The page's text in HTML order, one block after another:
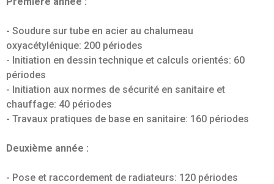
- Soudure sur tube en acier au chalumeau
oxyacétylénique: 200 périodes
- Initiation en dessin technique et calculs orientés: 60
périodes
- Initiation aux normes de sécurité en sanitaire et
chauffage: 40 périodes
- Travaux pratiques de base en sanitaire: 160 périodes
Deuxième année :
- Pose et raccordement de radiateurs: 120 périodes